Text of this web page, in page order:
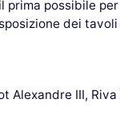
prima possibile
dei tavoli
Alexandre III,